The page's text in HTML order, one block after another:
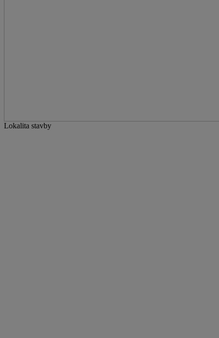
Lokalita stavby